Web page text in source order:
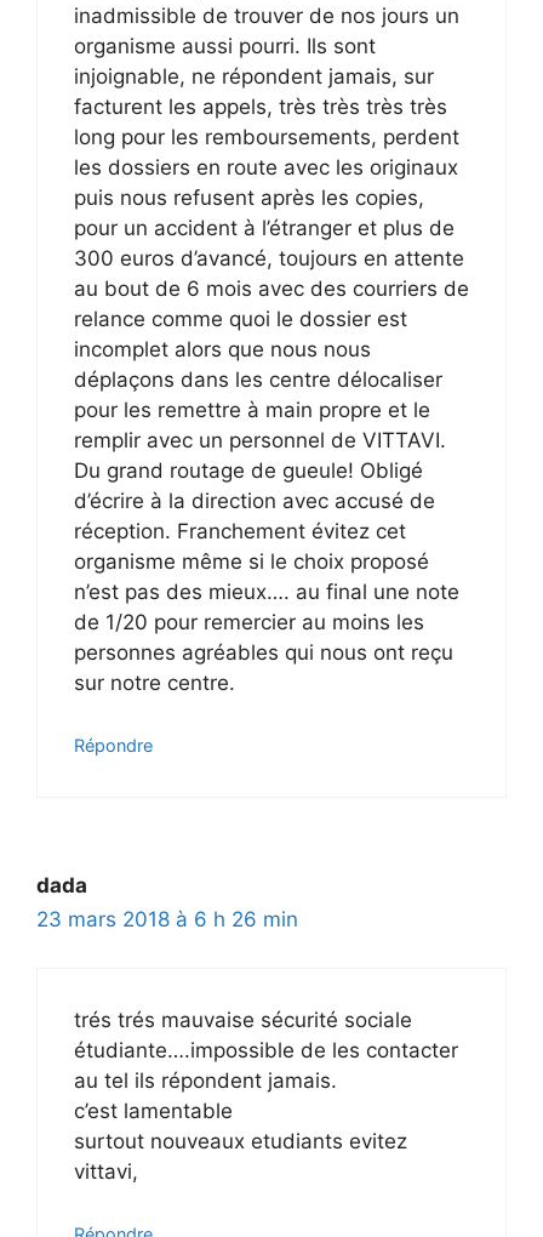
inadmissible de trouver de nos jours un
organisme aussi pourri. Ils sont
injoignable, ne répondent jamais, sur
facturent les appels, très très très très
long pour les remboursements, perdent
les dossiers en route avec les originaux
puis nous refusent après les copies,
pour un accident à l’étranger et plus de
300 euros d’avancé, toujours en attente
au bout de 6 mois avec des courriers de
relance comme quoi le dossier est
incomplet alors que nous nous
déplaçons dans les centre délocaliser
pour les remettre à main propre et le
remplir avec un personnel de VITTAVI.
Du grand routage de gueule! Obligé
d’écrire à la direction avec accusé de
réception. Franchement évitez cet
organisme même si le choix proposé
n’est pas des mieux…. au final une note
de 1/20 pour remercier au moins les
personnes agréables qui nous ont reçu
sur notre centre.
Répondre
dada
23 mars 2018 à 6 h 26 min
trés trés mauvaise sécurité sociale
étudiante….impossible de les contacter
au tel ils répondent jamais.
c’est lamentable
surtout nouveaux etudiants evitez
vittavi,